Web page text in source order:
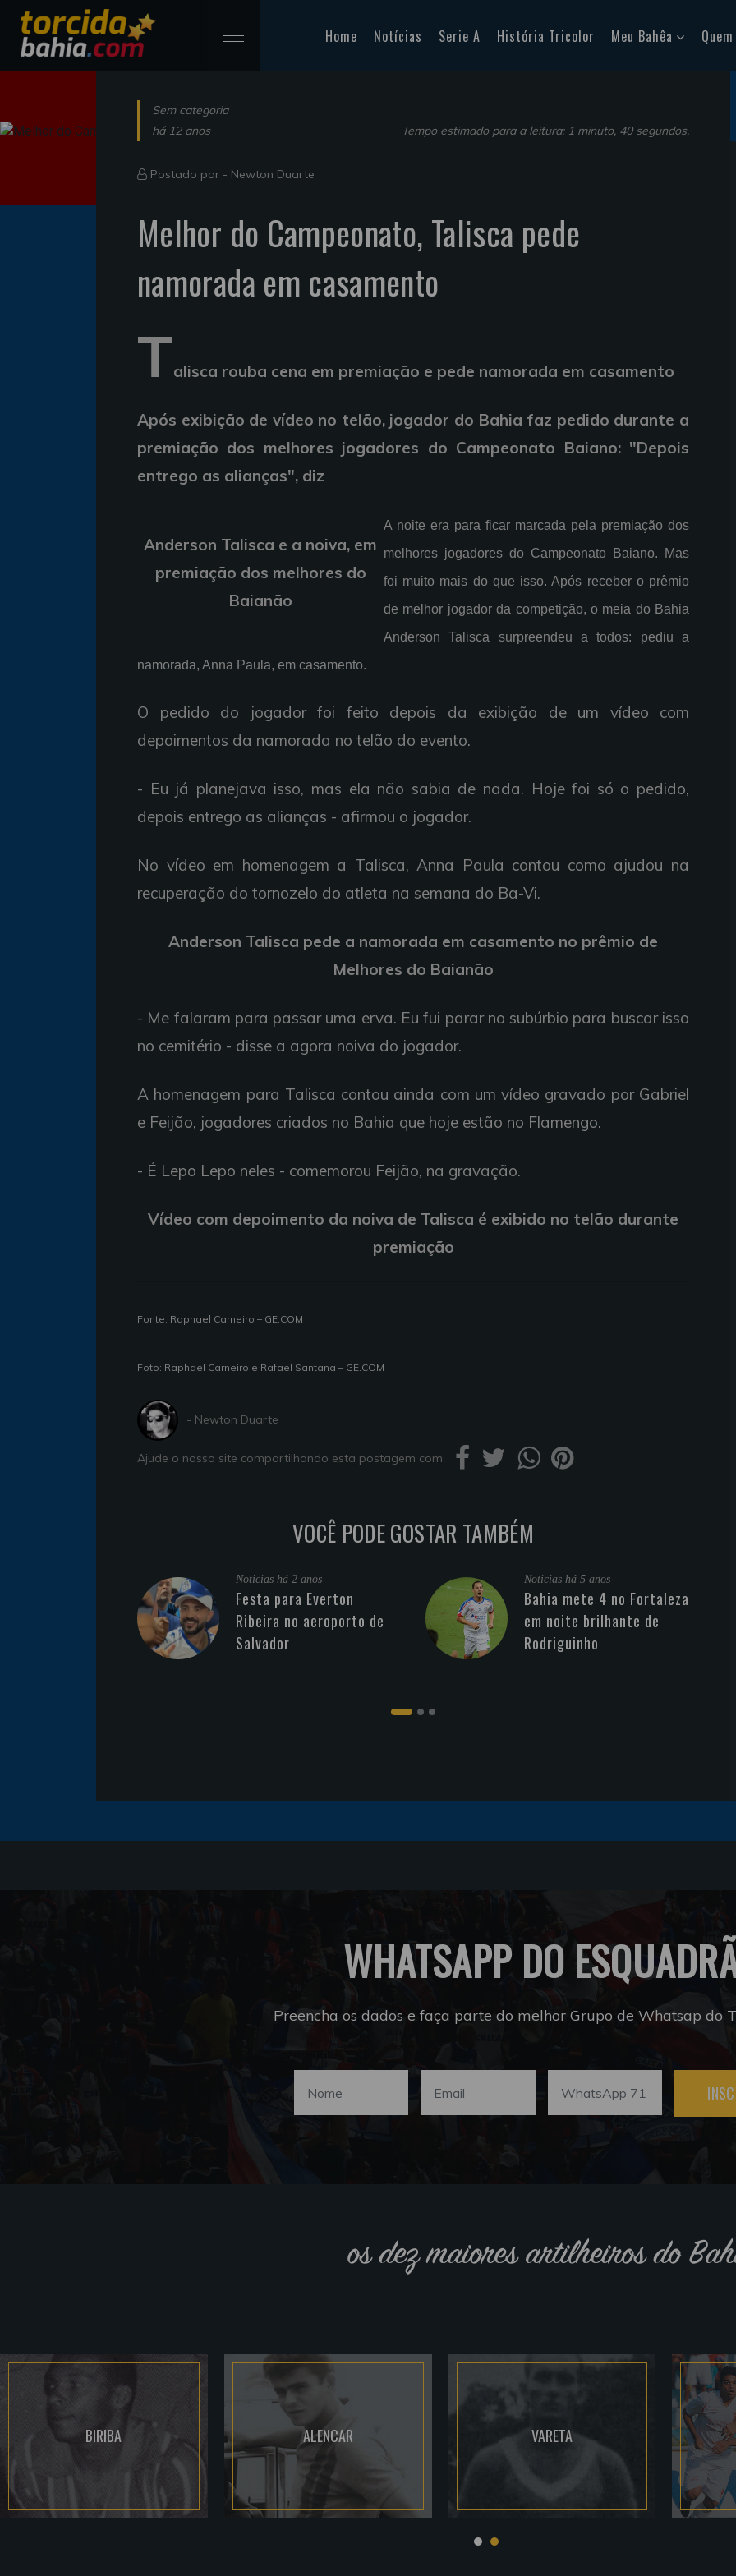
Home Notícias Serie A História Tricolor Meu Bahêa
Sem categoria
há 12 anos
Tempo estimado para a leitura: 1 minuto, 40 segundos.
Postado por - Newton Duarte
Melhor do Campeonato, Talisca pede
namorada em casamento
Talisca rouba cena em premiação e pede namorada em casamento
Após exibição de vídeo no telão, jogador do Bahia faz pedido durante a
premiação dos melhores jogadores do Campeonato Baiano: "Depois
entrego as alianças", diz
Anderson Talisca e a noiva, em
premiação dos melhores do
Baianão
A noite era para ficar marcada pela premiação dos
melhores jogadores do Campeonato Baiano. Mas
foi muito mais do que isso. Após receber o prêmio
de melhor jogador da competição, o meia do Bahia
Anderson Talisca surpreendeu a todos: pediu a
namorada, Anna Paula, em casamento.
O pedido do jogador foi feito depois da exibição de um vídeo com
depoimentos da namorada no telão do evento.
- Eu já planejava isso, mas ela não sabia de nada. Hoje foi só o pedido,
depois entrego as alianças - afirmou o jogador.
No vídeo em homenagem a Talisca, Anna Paula contou como ajudou na
recuperação do tornozelo do atleta na semana do Ba-Vi.
Anderson Talisca pede a namorada em casamento no prêmio de
Melhores do Baianão
- Me falaram para passar uma erva. Eu fui parar no subúrbio para buscar isso
no cemitério - disse a agora noiva do jogador.
A homenagem para Talisca contou ainda com um vídeo gravado por Gabriel
e Feijão, jogadores criados no Bahia que hoje estão no Flamengo.
- É Lepo Lepo neles - comemorou Feijão, na gravação.
Vídeo com depoimento da noiva de Talisca é exibido no telão durante
premiação
Fonte: Raphael Carneiro – GE.COM
Foto: Raphael Carneiro e Rafael Santana – GE.COM
- Newton Duarte
Ajude o nosso site compartilhando esta postagem com
VOCÊ PODE GOSTAR TAMBÉM
Noticias há 2 anos
Festa para Everton
Ribeira no aeroporto de
Salvador
Noticias há 5 anos
Bahia mete 4 no Fortaleza
em noite brilhante de
Rodriguinho
WHATSAPP DO
Preencha os dados e faça parte do melhor Grupo de Whatsap do
os dez maiores artilheiros do
BIRIBA ALENCAR VARETA